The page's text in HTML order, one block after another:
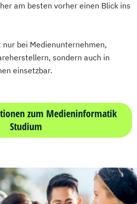
am besten vorher einen Blick ins
bei Medienunternehmen,
sondern auch in
einsetzbar.
zum Medieninformatik
Studium